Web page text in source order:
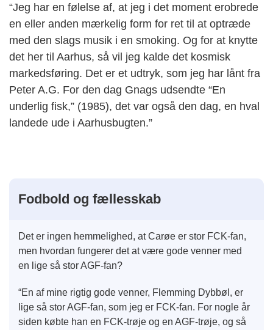
“Jeg har en følelse af, at jeg i det moment erobrede
en eller anden mærkelig form for ret til at optræde
med den slags musik i en smoking. Og for at knytte
det her til Aarhus, så vil jeg kalde det kosmisk
markedsføring. Det er et udtryk, som jeg har lånt fra
Peter A.G. For den dag Gnags udsendte “En
underlig fisk,” (1985), det var også den dag, en hval
landede ude i Aarhusbugten.”
Fodbold og fællesskab
Det er ingen hemmelighed, at Carøe er stor FCK-fan,
men hvordan fungerer det at være gode venner med
en lige så stor AGF-fan?
“En af mine rigtig gode venner, Flemming Dybbøl, er
lige så stor AGF-fan, som jeg er FCK-fan. For nogle år
siden købte han en FCK-trøje og en AGF-trøje, og så